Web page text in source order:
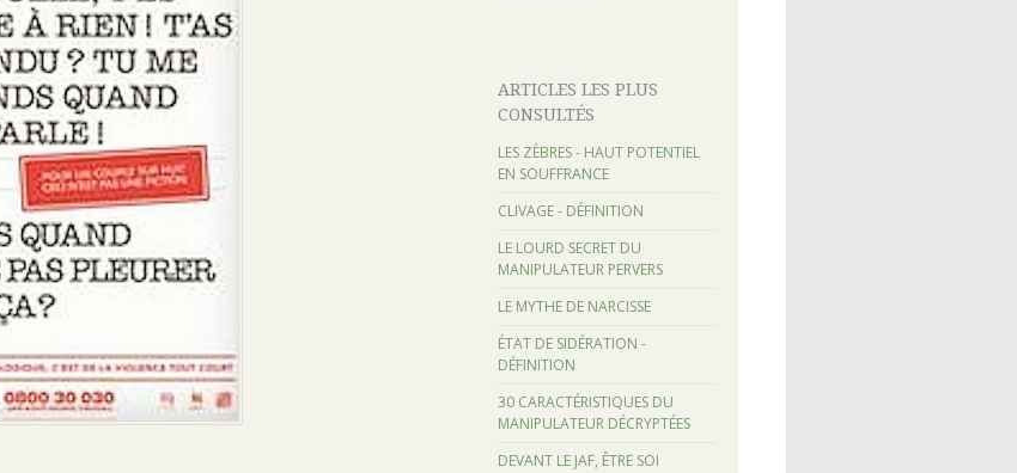
ARTICLES LES PLUS
CONSULTÉS
LES ZÈBRES - HAUT POTENTIEL
EN SOUFFRANCE
CLIVAGE - DÉFINITION
LE LOURD SECRET DU
MANIPULATEUR PERVERS
LE MYTHE DE NARCISSE
ÉTAT DE SIDÉRATION -
DÉFINITION
30 CARACTÉRISTIQUES DU
MANIPULATEUR DÉCRYPTÉES
DEVANT LE JAF, ÊTRE SOI